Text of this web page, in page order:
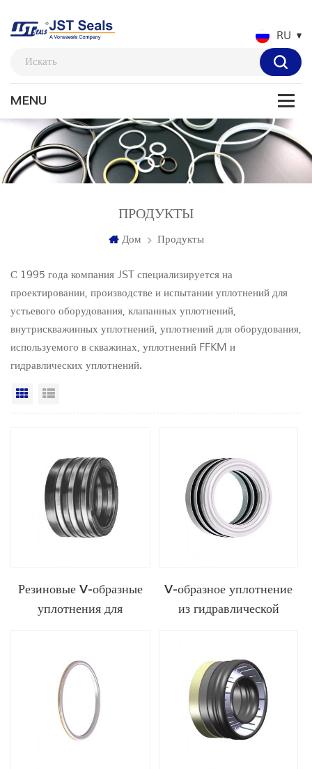
RU
ПРОДУКТЫ
Дом Продукты
С 1995 года компания JST специализируется на
проектировании, производстве и испытании уплотнений для
устьевого оборудования, клапанных уплотнений,
внутрискважинных уплотнений, уплотнений для оборудования,
используемого в скважинах, уплотнений FFKM и
гидравлических уплотнений.
Вид сетки
Резиновые V-образные
уплотнения для
V-образное уплотнение
из гидравлической